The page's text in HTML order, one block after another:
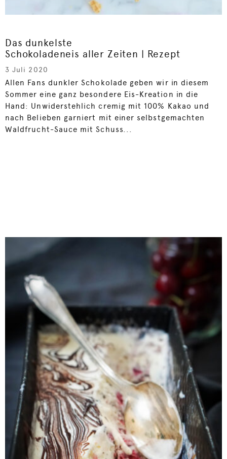
Das dunkelste
Schokoladeneis aller Zeiten | Rezept
3 Juli 2020
Allen Fans dunkler Schokolade geben wir in diesem
Sommer eine ganz besondere Eis-Kreation in die
Hand: Unwiderstehlich cremig mit 100% Kakao und
nach Belieben garniert mit einer selbstgemachten
Waldfrucht-Sauce mit Schuss...